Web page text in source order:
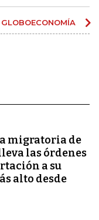
migratoria de
las órdenes
a su
alto desde